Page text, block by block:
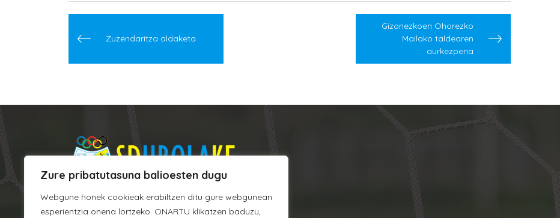
Zure pribatutasuna balioesten dugu
Webgune honek cookieak erabiltzen ditu gure webgunean
esperientzia onena lortzeko. ONARTU klikatzen baduzu,
Post
navigation
Zuzendaritza aldaketa
Gizonezkoen Ohorezko
Mailako taldearen
aurkezpena